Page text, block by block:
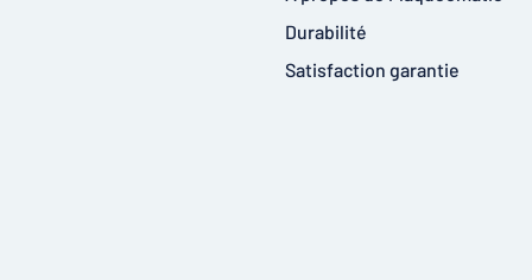
Durabilité
Satisfaction garantie